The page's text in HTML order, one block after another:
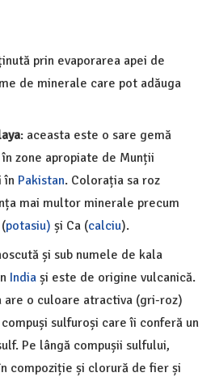
prin evaporarea apei de
de minerale care pot adăuga
: aceasta este o sare gemă
zone apropiate de Munții
în Pakistan. Colorația sa roz
mai multor minerale precum
potasiu) și Ca (calciu).
și sub numele de kala
India și este de origine vulcanică.
are o culoare atractiva (gri-roz)
sulfuroși care îi conferă un
Pe lângă compușii sulfului,
compoziție și clorură de fier și